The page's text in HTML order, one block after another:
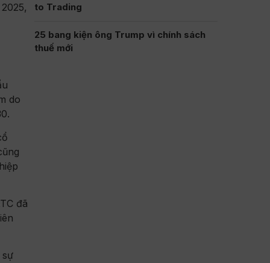
do
đã
sự
to Trading
25 bang kiện ông Trump vì chính sách
thuế mới